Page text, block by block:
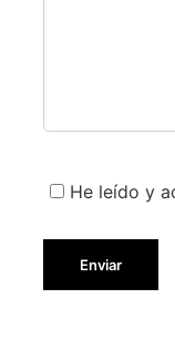
He leído y